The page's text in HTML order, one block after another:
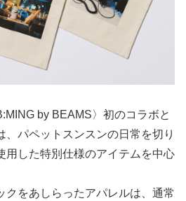
by BEAMS〉初のコラボと
、パペットスンスンの日常を切り
用した特別仕様のアイテムを中心
クをあしらったアパレルは、通常